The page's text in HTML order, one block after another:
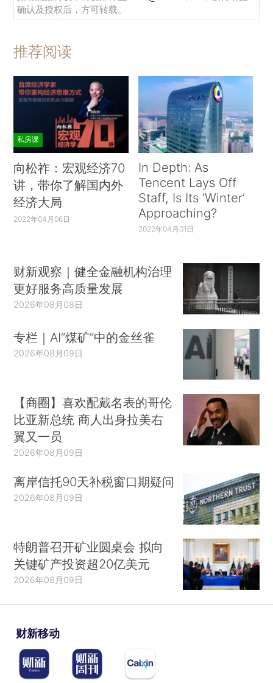
确认及授权后，方可转载。
推荐阅读
私房课
向松祚：宏观经济70
讲，带你了解国内外
经济大局
2022年04月06日
In Depth: As
Tencent Lays Off
Staff, Is Its ‘Winter’
Approaching?
2022年04月01日
财新观察｜健全金融机构治理
更好服务高质量发展
2026年08月08日
专栏｜AI“煤矿”中的金丝雀
2026年08月09日
【商圈】喜欢配戴名表的哥伦
比亚新总统 商人出身拉美右
翼又一员
2026年08月09日
离岸信托90天补税窗口期疑问
2026年08月09日
特朗普召开矿业圆桌会 拟向
关键矿产投资超20亿美元
2026年08月09日
财新移动